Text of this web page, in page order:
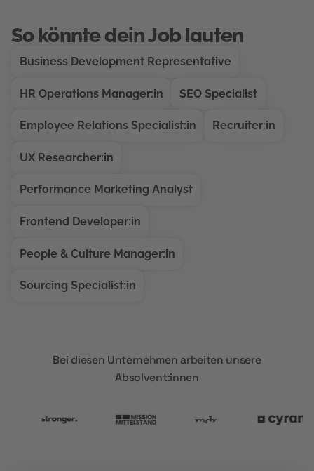
So könnte dein Job lauten
Business Development Representative
HR Operations Manager:in SEO Specialist
Employee Relations Specialist:in Recruiter:in
UX Researcher:in
Performance Marketing Analyst
Frontend Developer:in
People & Culture Manager:in
Sourcing Specialist:in
Bei diesen Unternehmen arbeiten unsere
Absolvent:innen